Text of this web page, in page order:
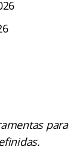
para